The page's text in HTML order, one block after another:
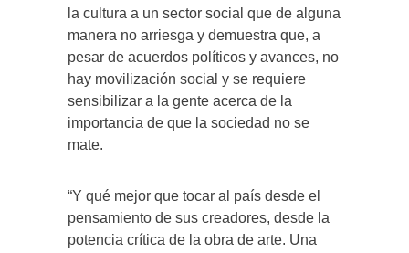
la cultura a un sector social que de alguna
manera no arriesga y demuestra que, a
pesar de acuerdos políticos y avances, no
hay movilización social y se requiere
sensibilizar a la gente acerca de la
importancia de que la sociedad no se
mate.
“Y qué mejor que tocar al país desde el
pensamiento de sus creadores, desde la
potencia crítica de la obra de arte. Una